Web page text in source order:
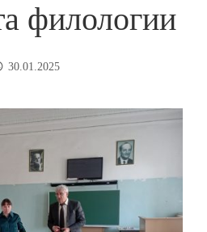
филологии
30.01.2025